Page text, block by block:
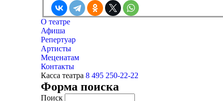
О театре
Афиша
Репертуар
Артисты
Меценатам
Контакты
Касса театра 8 495 250-22-22
Форма поиска
Поиск